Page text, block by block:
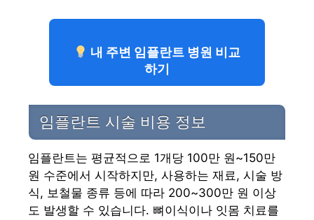
내 주변 임플란트 병원 비교
하기
임플란트 시술 비용 정보
임플란트는 평균적으로 1개당 100만 원~150만
원 수준에서 시작하지만, 사용하는 재료, 시술 방
식, 보철물 종류 등에 따라 200~300만 원 이상
도 발생할 수 있습니다. 뼈이식이나 잇몸 치료를